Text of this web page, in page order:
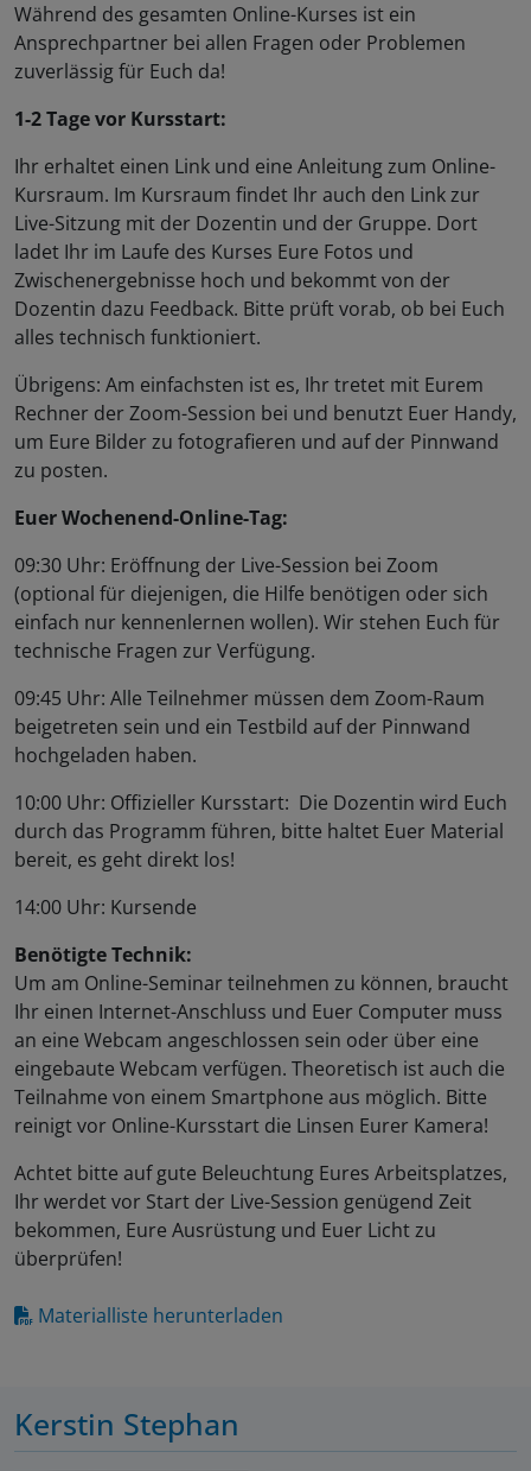
Während des gesamten Online-Kurses ist ein
Ansprechpartner bei allen Fragen oder Problemen
zuverlässig für Euch da!
1-2 Tage vor Kursstart:
Ihr erhaltet einen Link und eine Anleitung zum Online-
Kursraum. Im Kursraum findet Ihr auch den Link zur
Live-Sitzung mit der Dozentin und der Gruppe. Dort
ladet Ihr im Laufe des Kurses Eure Fotos und
Zwischenergebnisse hoch und bekommt von der
Dozentin dazu Feedback. Bitte prüft vorab, ob bei Euch
alles technisch funktioniert.
Übrigens: Am einfachsten ist es, Ihr tretet mit Eurem
Rechner der Zoom-Session bei und benutzt Euer Handy,
um Eure Bilder zu fotografieren und auf der Pinnwand
zu posten.
Euer Wochenend-Online-Tag:
09:30 Uhr: Eröffnung der Live-Session bei Zoom
(optional für diejenigen, die Hilfe benötigen oder sich
einfach nur kennenlernen wollen). Wir stehen Euch für
technische Fragen zur Verfügung.
09:45 Uhr: Alle Teilnehmer müssen dem Zoom-Raum
beigetreten sein und ein Testbild auf der Pinnwand
hochgeladen haben.
10:00 Uhr: Offizieller Kursstart: Die Dozentin wird Euch
durch das Programm führen, bitte haltet Euer Material
bereit, es geht direkt los!
14:00 Uhr: Kursende
Benötigte Technik:
Um am Online-Seminar teilnehmen zu können, braucht
Ihr einen Internet-Anschluss und Euer Computer muss
an eine Webcam angeschlossen sein oder über eine
eingebaute Webcam verfügen. Theoretisch ist auch die
Teilnahme von einem Smartphone aus möglich. Bitte
reinigt vor Online-Kursstart die Linsen Eurer Kamera!
Achtet bitte auf gute Beleuchtung Eures Arbeitsplatzes,
Ihr werdet vor Start der Live-Session genügend Zeit
bekommen, Eure Ausrüstung und Euer Licht zu
überprüfen!
Materialliste herunterladen
Kerstin Stephan